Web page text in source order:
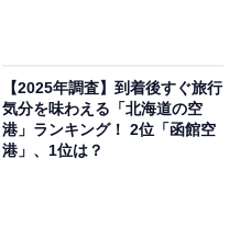
店でも函館のグルメを楽
愛知県)といった声が集ま
【2025年調査】到着後すぐ旅行
気分を味わえる「北海道の空
港」ランキング！ 2位「函館空
港」、1位は？